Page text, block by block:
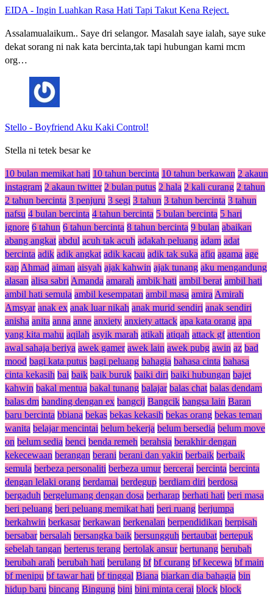
EIDA - Ingin Luahkan Rasa Hati Tapi Takut Kena Reject.
Assalamualaikum.. Saye dri selangor. Masalah saye ialah, saye suke
dekat sorang ni nak kata bercinta,tak tapi hubungan kami mcm
org…
Stello - Boyfriend Aku Kaki Control!
Stella ni tetek besar ke
10 bulan memikat hati 10 tahun bercinta 10 tahun berkawan 2 akaun
instagram 2 akaun twitter 2 bulan putus 2 hala 2 kali curang 2 tahun
2 tahun bercinta 3 penjuru 3 segi 3 tahun 3 tahun bercinta 3 tahun
nafsu 4 bulan bercinta 4 tahun bercinta 5 bulan bercinta 5 hari
ignore 6 tahun 6 tahun bercinta 8 tahun bercinta 9 bulan abaikan
abang angkat abdul acuh tak acuh adakah peluang adam adat
bercinta adik adik angkat adik kacau adik tak suka afiq agama age
gap Ahmad aiman aisyah ajak kahwin ajak tunang aku mengandung
alasan alisa sabri Amanda amarah ambik hati ambil berat ambil hati
ambil hati semula ambil kesempatan ambil masa amira Amirah
Amsyar anak ex anak luar nikah anak murid sendiri anak sendiri
anisha anita anna anne anxiety anxiety attack apa kata orang apa
yang kita mahu aqilah asyik marah atikah atiqah attack gf attention
awal sahaja beriya awek gamer awek lain awek pubg awin az bad
mood bagi kata putus bagi peluang bahagia bahasa cinta bahasa
cinta kekasih bai baik baik buruk baiki diri baiki hubungan bajet
kahwin bakal mentua bakal tunang balajar balas chat balas dendam
balas dm banding dengan ex bangcij Bangcik bangsa lain Baran
baru bercinta bbiana bekas bekas kekasih bekas orang bekas teman
wanita belajar mencintai belum bekerja belum bersedia belum move
on belum sedia benci benda remeh berahsia berakhir dengan
kekecewaan berangan berani berani dan yakin berbaik berbaik
semula berbeza personaliti berbeza umur bercerai bercinta bercinta
dengan lelaki orang berdamai berdegup berdiam diri berdosa
bergaduh bergelumang dengan dosa berharap berhati hati beri masa
beri peluang beri peluang memikat hati beri ruang berjumpa
berkahwin berkasar berkawan berkenalan berpendidikan berpisah
bersabar bersalah bersangka baik bersungguh bertaubat bertepuk
sebelah tangan berterus terang bertolak ansur bertunang berubah
berubah arah berubah hati berulang bf bf curang bf kecewa bf main
bf menipu bf tawar hati bf tinggal Biana biarkan dia bahagia bin
hidup baru bincang Bingung bini bini minta cerai block block